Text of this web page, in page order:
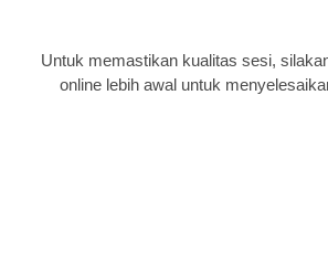
Untuk memastikan kualitas sesi,
online lebih awal untuk